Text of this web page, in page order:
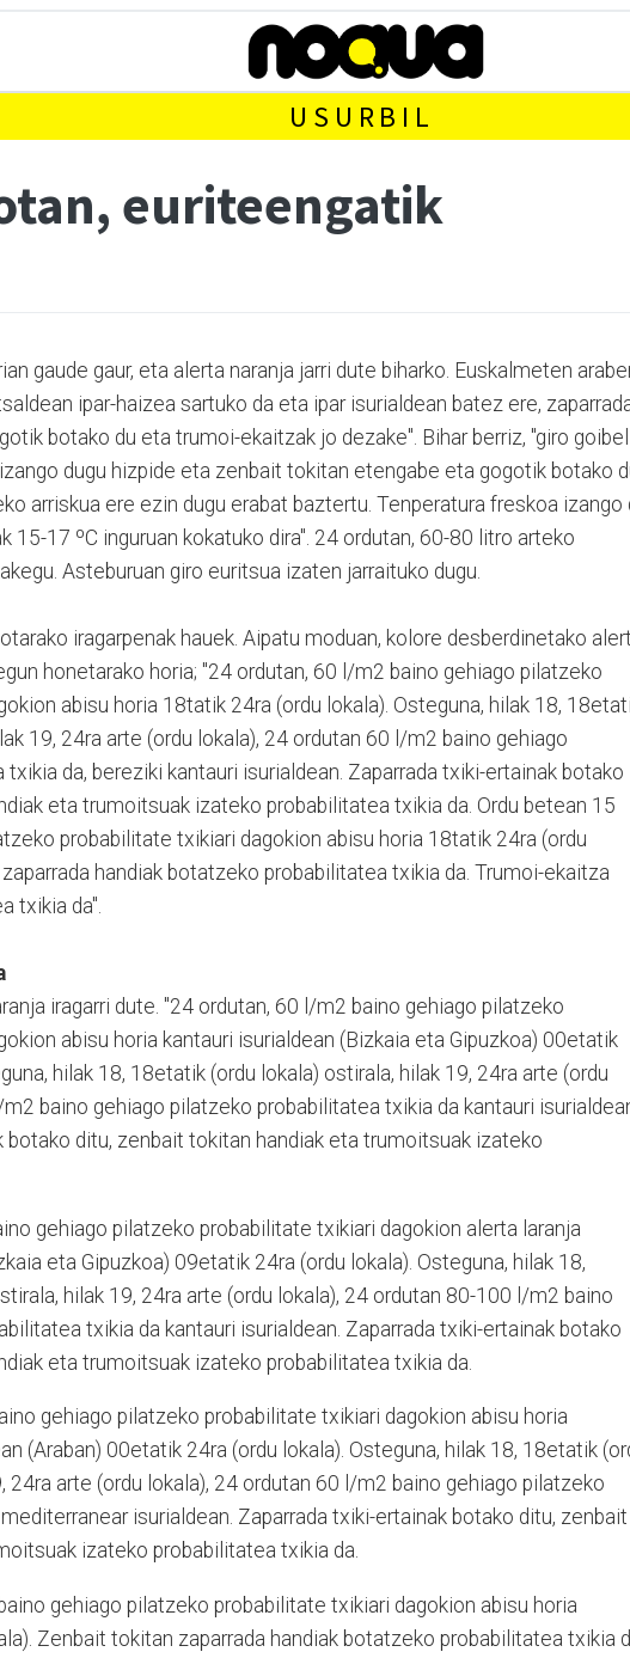
USURBIL
euriteengatik
gaude gaur, eta alerta naranja jarri dute biharko. Euskalmeten
ipar-haizea sartuko da eta ipar isurialdean batez ere,
botako du eta trumoi-ekaitzak jo dezake". Bihar berriz, "giro goibel
dugu hizpide eta zenbait tokitan etengabe eta gogotik botako
arriskua ere ezin dugu erabat baztertu. Tenperatura freskoa izango
15-17 ºC inguruan kokatuko dira". 24 ordutan, 60-80 litro arteko
Asteburuan giro euritsua izaten jarraituko dugu.
iragarpenak hauek. Aipatu moduan, kolore desberdinetako
honetarako horia; "24 ordutan, 60 l/m2 baino gehiago pilatzeko
abisu horia 18tatik 24ra (ordu lokala). Osteguna, hilak 18,
19, 24ra arte (ordu lokala), 24 ordutan 60 l/m2 baino gehiago
da, bereziki kantauri isurialdean. Zaparrada txiki-ertainak botako
eta trumoitsuak izateko probabilitatea txikia da. Ordu betean 15
probabilitate txikiari dagokion abisu horia 18tatik 24ra (ordu
handiak botatzeko probabilitatea txikia da. Trumoi-ekaitza
txikia da".
iragarri dute. "24 ordutan, 60 l/m2 baino gehiago pilatzeko
abisu horia kantauri isurialdean (Bizkaia eta Gipuzkoa) 00etatik
hilak 18, 18etatik (ordu lokala) ostirala, hilak 19, 24ra arte (ordu
baino gehiago pilatzeko probabilitatea txikia da kantauri
botako ditu, zenbait tokitan handiak eta trumoitsuak izateko
gehiago pilatzeko probabilitate txikiari dagokion alerta laranja
eta Gipuzkoa) 09etatik 24ra (ordu lokala). Osteguna, hilak 18,
hilak 19, 24ra arte (ordu lokala), 24 ordutan 80-100 l/m2 baino
txikia da kantauri isurialdean. Zaparrada txiki-ertainak botako
eta trumoitsuak izateko probabilitatea txikia da.
gehiago pilatzeko probabilitate txikiari dagokion abisu horia
(Araban) 00etatik 24ra (ordu lokala). Osteguna, hilak 18, 18etatik
24ra arte (ordu lokala), 24 ordutan 60 l/m2 baino gehiago pilatzeko
isurialdean. Zaparrada txiki-ertainak botako ditu, zenbait
izateko probabilitatea txikia da.
gehiago pilatzeko probabilitate txikiari dagokion abisu horia
Zenbait tokitan zaparrada handiak botatzeko probabilitatea txikia